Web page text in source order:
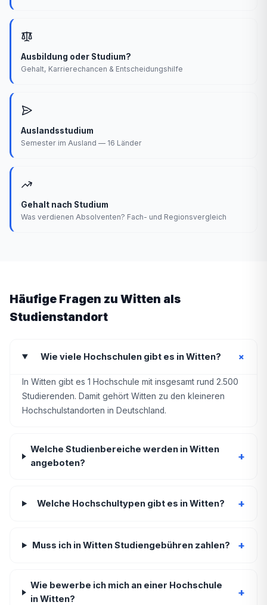
Ausbildung oder Studium?
Gehalt, Karrierechancen & Entscheidungshilfe
Auslandsstudium
Semester im Ausland — 16 Länder
Gehalt nach Studium
Was verdienen Absolventen? Fach- und Regionsvergleich
Häufige Fragen zu Witten als
Studienstandort
Wie viele Hochschulen gibt es in Witten? +
In Witten gibt es 1 Hochschule mit insgesamt rund 2.500
Studierenden. Damit gehört Witten zu den kleineren
Hochschulstandorten in Deutschland.
Welche Studienbereiche werden in Witten
angeboten?
+
Welche Hochschultypen gibt es in Witten? +
Muss ich in Witten Studiengebühren zahlen? +
Wie bewerbe ich mich an einer Hochschule
in Witten?
+